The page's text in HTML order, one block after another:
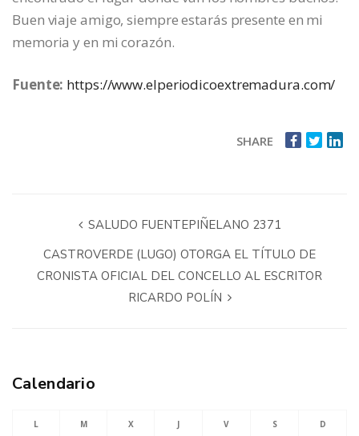
Buen viaje amigo, siempre estarás presente en mi
memoria y en mi corazón.
Fuente: https://www.elperiodicoextremadura.com/
SHARE
SALUDO FUENTEPIÑELANO 2371
CASTROVERDE (LUGO) OTORGA EL TÍTULO DE
CRONISTA OFICIAL DEL CONCELLO AL ESCRITOR
RICARDO POLÍN
Calendario
L M X J V S D